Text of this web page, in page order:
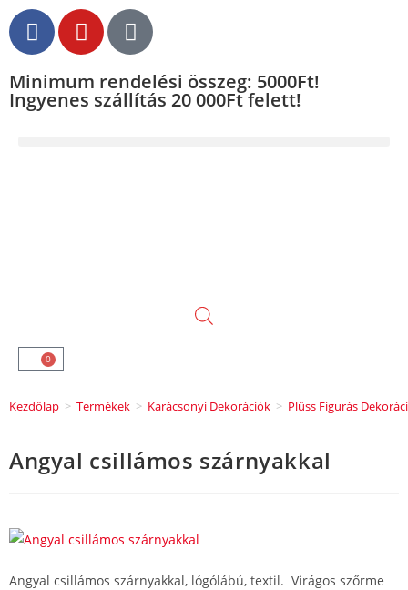
Minimum rendelési összeg: 5000Ft!
Ingyenes szállítás 20 000Ft felett!
0
Kezdőlap > Termékek > Karácsonyi Dekorációk > Plüss Figurás
Angyal csillámos szárnyakkal
Angyal csillámos szárnyakkal, lógólábú, textil. Virágos szőrme